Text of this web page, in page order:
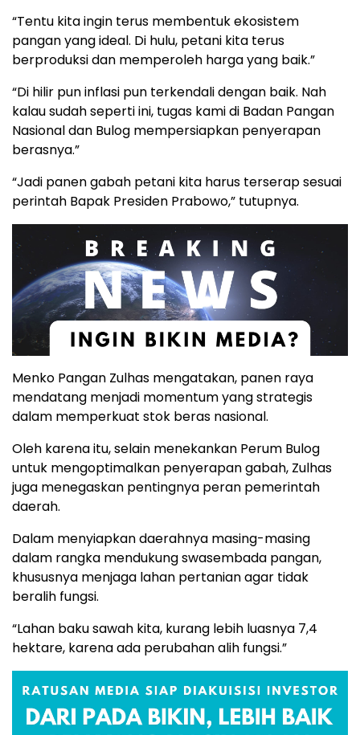
“Tentu kita ingin terus membentuk ekosistem
pangan yang ideal. Di hulu, petani kita terus
berproduksi dan memperoleh harga yang baik.”
“Di hilir pun inflasi pun terkendali dengan baik. Nah
kalau sudah seperti ini, tugas kami di Badan Pangan
Nasional dan Bulog mempersiapkan penyerapan
berasnya.”
“Jadi panen gabah petani kita harus terserap sesuai
perintah Bapak Presiden Prabowo,” tutupnya.
Menko Pangan Zulhas mengatakan, panen raya
mendatang menjadi momentum yang strategis
dalam memperkuat stok beras nasional.
Oleh karena itu, selain menekankan Perum Bulog
untuk mengoptimalkan penyerapan gabah, Zulhas
juga menegaskan pentingnya peran pemerintah
daerah.
Dalam menyiapkan daerahnya masing-masing
dalam rangka mendukung swasembada pangan,
khususnya menjaga lahan pertanian agar tidak
beralih fungsi.
“Lahan baku sawah kita, kurang lebih luasnya 7,4
hektare, karena ada perubahan alih fungsi.”